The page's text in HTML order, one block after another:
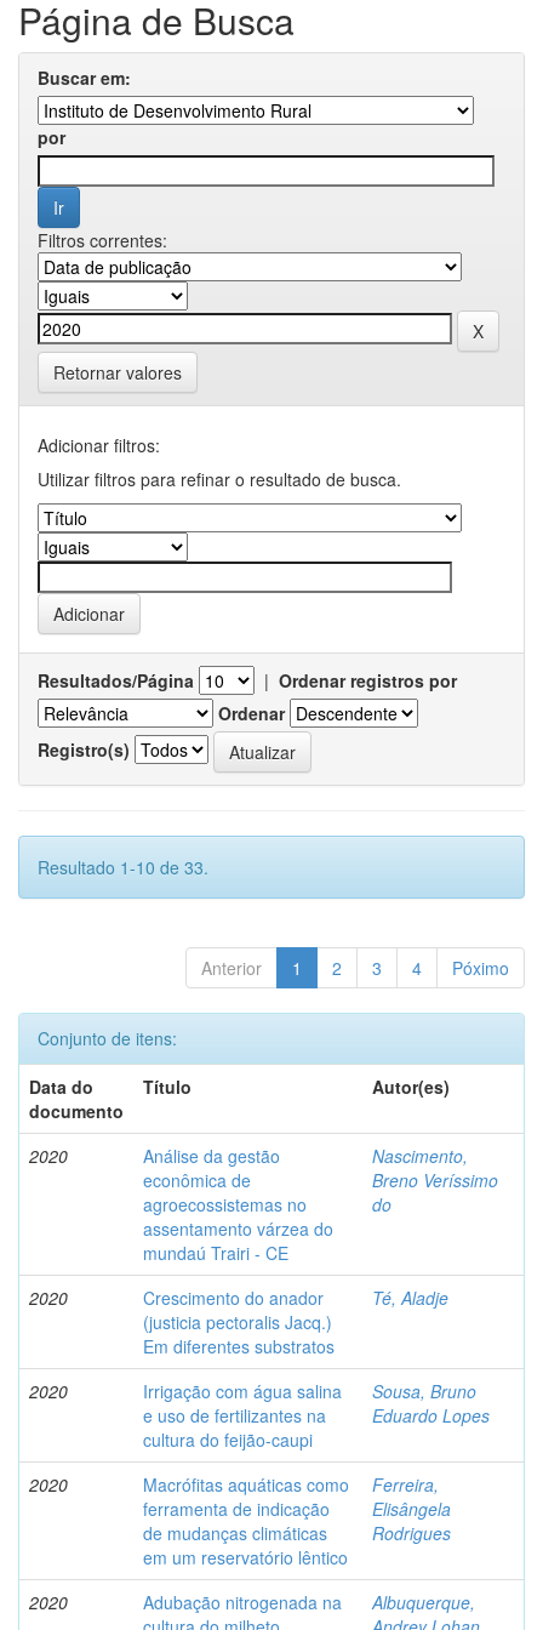
Página de Busca
Buscar em:
por
Filtros correntes:
Retornar valores
Adicionar filtros:
Utilizar filtros para refinar o resultado de busca.
Resultados/Página | Ordenar registros por
Ordenar
Registro(s)
Resultado 1-10 de 33.
Anterior 1 2 3 4 Póximo
Conjunto de itens:
Data do
documento
Título Autor(es)
2020
Análise da gestão
econômica de
agroecossistemas no
assentamento várzea do
mundaú Trairi - CE
Nascimento,
Breno Veríssimo
do
2020
Crescimento do anador
(justicia pectoralis Jacq.)
Em diferentes substratos
Té, Aladje
2020
Irrigação com água salina
e uso de fertilizantes na
cultura do feijão-caupi
Sousa, Bruno
Eduardo Lopes
2020
Macrófitas aquáticas como
ferramenta de indicação
de mudanças climáticas
em um reservatório lêntico
Ferreira,
Elisângela
Rodrigues
2020
Adubação nitrogenada na
Albuquerque,